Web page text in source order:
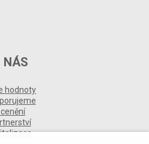
NÁS
hodnoty